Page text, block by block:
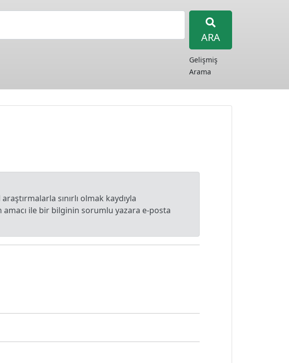
ARA
Gelişmiş
Arama
sınırlı olmak kaydıyla
amacı ile bir bilginin sorumlu yazara e-posta